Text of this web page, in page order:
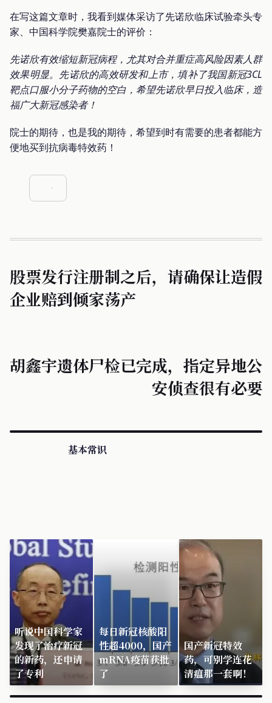
在写这篇文章时，我看到媒体采访了先诺欣临床试验牵头专
家、中国科学院樊嘉院士的评价：
先诺欣有效缩短新冠病程，尤其对合并重症高风险因素人群
效果明显。先诺欣的高效研发和上市，填补了我国新冠3CL
靶点口服小分子药物的空白，希望先诺欣早日投入临床，造
福广大新冠感染者！
院士的期待，也是我的期待，希望到时有需要的患者都能方
便地买到抗病毒特效药！
股票发行注册制之后，请确保让造假
企业赔到倾家荡产
胡鑫宇遗体尸检已完成，指定异地公
安侦查很有必要
基本常识
听说中国科学家
发现了治疗新冠
的新药，还申请
了专利
每日新冠核酸阳
性超4000，国产
mRNA疫苗获批
了
国产新冠特效
药，可别学连花
清瘟那一套啊！